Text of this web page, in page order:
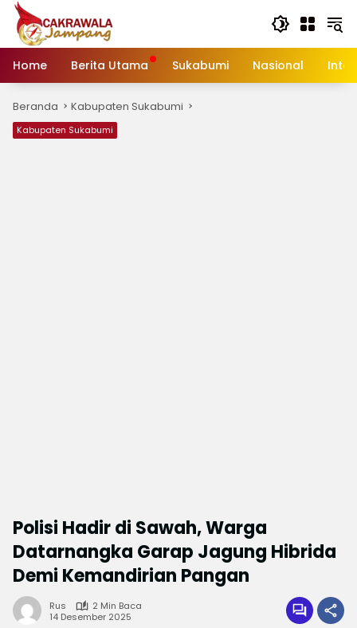
Langsung
konten
Home
Berita Utama Sukabumi Nasional
Beranda Kabupaten Sukabumi
Kabupaten Sukabumi
Polisi Hadir di Sawah, Warga
Datarnangka Garap Jagung Hibrida
Demi Kemandirian Pangan
Rus
2 Min Baca
14 Desember 2025